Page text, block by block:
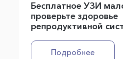
Бесплатное УЗИ
проверьте здоровье
репродуктивной
Подробнее